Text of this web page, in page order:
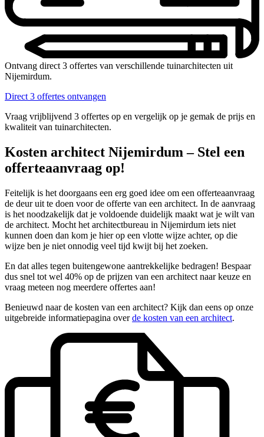
Ontvang direct 3 offertes van verschillende tuinarchitecten uit
Nijemirdum.
Direct 3 offertes ontvangen
Vraag vrijblijvend 3 offertes op en vergelijk op je gemak de prijs en
kwaliteit van tuinarchitecten.
Kosten architect Nijemirdum – Stel een
offerteaanvraag op!
Feitelijk is het doorgaans een erg goed idee om een offerteaanvraag
de deur uit te doen voor de offerte van een architect. In de aanvraag
is het noodzakelijk dat je voldoende duidelijk maakt wat je wilt van
de architect. Mocht het architectbureau in Nijemirdum iets niet
kunnen doen dan kom je hier op een vlotte wijze achter, op die
wijze ben je niet onnodig veel tijd kwijt bij het zoeken.
En dat alles tegen buitengewone aantrekkelijke bedragen! Bespaar
dus snel tot wel 40% op de prijzen van een architect naar keuze en
vraag meteen nog meerdere offertes aan!
Benieuwd naar de kosten van een architect? Kijk dan eens op onze
uitgebreide informatiepagina overde kosten van een architect.